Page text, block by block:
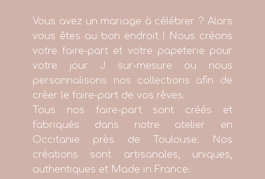
Vous avez un mariage à célébrer ? Alors
vous êtes au bon endroit ! Nous créons
votre faire-part et votre papeterie pour
votre jour J sur-mesure ou nous
personnalisons nos collections afin de
créer le faire-part de vos rêves.
Tous nos faire-part sont créés et
fabriqués dans notre atelier en
Occitanie près de Toulouse. Nos
créations sont artisanales, uniques,
authentiques et Made in France.